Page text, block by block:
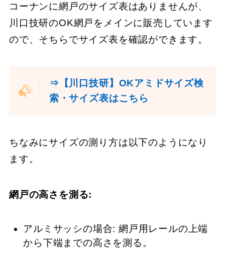
コーナンに網戸のサイズ表はありませんが、
川口技研のOK網戸をメインに販売しています
ので、そちらでサイズ表を確認ができます。
⇒【川口技研】OKアミドサイズ検
索・サイズ表はこちら
ちなみにサイズの測り方は以下のようになり
ます。
網戸の高さを測る:
アルミサッシの場合: 網戸用レールの上端
から下端までの高さを測る。